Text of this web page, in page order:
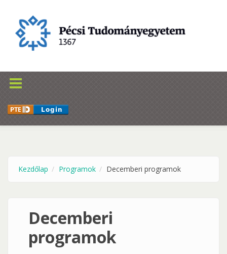
Kezdőlap Programok Decemberi programok
Decemberi
programok